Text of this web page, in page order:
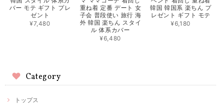
バー モテ ギフト プレ
ゼント
¥7,480
重ね着 定番 デート 女
子会 普段使い 旅行 海
外 韓国 楽ちん スタイ
ル 体系カバー
¥6,480
韓国 韓国系 楽ちん プ
レゼント ギフト モテ
¥6,180
Category
トップス